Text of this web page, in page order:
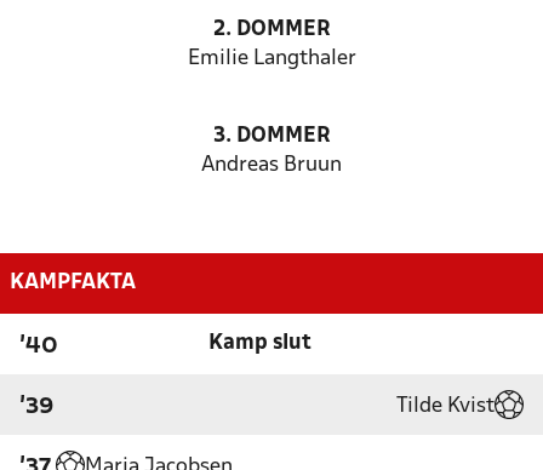
2. DOMMER
Emilie Langthaler
3. DOMMER
Andreas Bruun
KAMPFAKTA
'40 Kamp slut
'39 Tilde Kvist